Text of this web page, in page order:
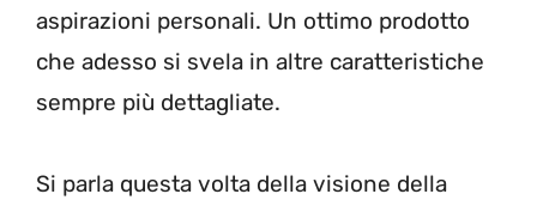
aspirazioni personali. Un ottimo prodotto
che adesso si svela in altre caratteristiche
sempre più dettagliate.
Si parla questa volta della visione della